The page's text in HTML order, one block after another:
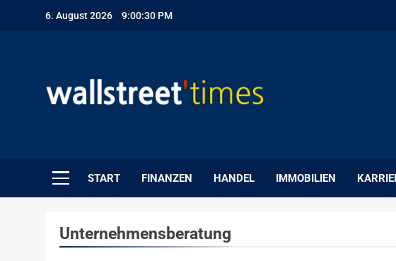
6. August 2026 9:00:31 PM
START FINANZEN HANDEL IMMOBILIEN
Unternehmensberatung